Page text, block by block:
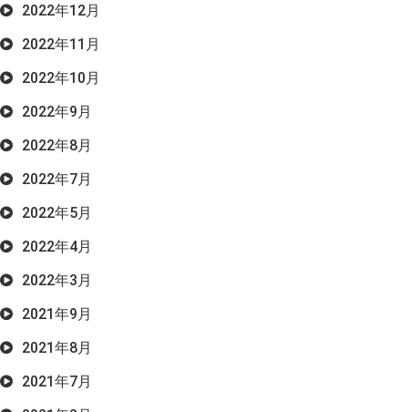
2022年12月
2022年11月
2022年10月
2022年9月
2022年8月
2022年7月
2022年5月
2022年4月
2022年3月
2021年9月
2021年8月
2021年7月